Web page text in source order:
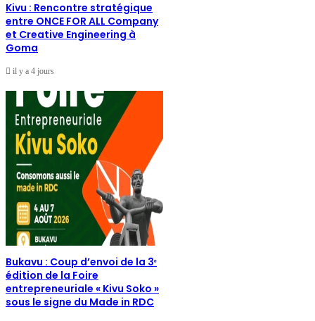
Kivu : Rencontre stratégique
entre ONCE FOR ALL Company
et Creative Engineering à
Goma
il y a 4 jours
Bukavu : Coup d’envoi de la 3ᵉ
édition de la Foire
entrepreneuriale « Kivu Soko »
sous le signe du Made in RDC